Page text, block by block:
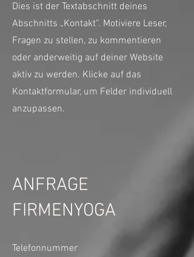
Dies ist der Textabschnitt deines
Abschnitts „Kontakt“. Motiviere Leser,
Fragen zu stellen, zu kommentieren
oder anderweitig auf deiner Website
aktiv zu werden. Klicke auf das
Kontaktformular, um Felder individuell
anzupassen.
ANFRAGE
FIRMENYOGA
Telefonnummer